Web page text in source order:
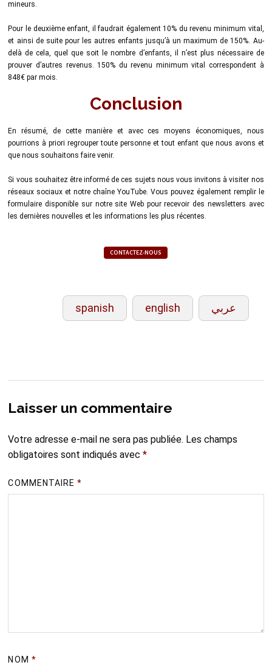
mineurs.
Pour le deuxième enfant, il faudrait également 10% du revenu minimum vital,
et ainsi de suite pour les autres enfants jusqu’à un maximum de 150%. Au-
delà de cela, quel que soit le nombre d’enfants, il n’est plus nécessaire de
prouver d’autres revenus. 150% du revenu minimum vital correspondent à
848€ par mois.
Conclusion
En résumé, de cette manière et avec ces moyens économiques, nous
pourrions à priori regrouper toute personne et tout enfant que nous avons et
que nous souhaitons faire venir.
Si vous souhaitez être informé de ces sujets nous vous invitons à visiter nos
réseaux sociaux et notre chaîne YouTube. Vous pouvez également remplir le
formulaire disponible sur notre site Web pour recevoir des newsletters avec
les dernières nouvelles et les informations les plus récentes.
CONTACTEZ-NOUS
spanish english عربي
Laisser un commentaire
Votre adresse e-mail ne sera pas publiée. Les champs
obligatoires sont indiqués avec*
COMMENTAIRE*
NOM *